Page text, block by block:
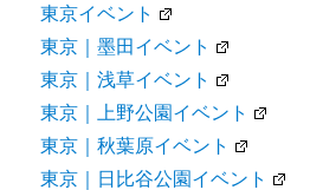
東京イベント
東京｜墨田イベント
東京｜浅草イベント
東京｜上野公園イベント
東京｜秋葉原イベント
東京｜日比谷公園イベント